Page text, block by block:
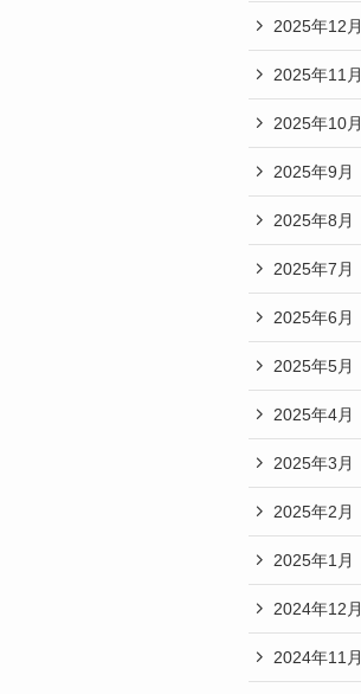
2025年12月
2025年11月
2025年10月
2025年9月
2025年8月
2025年7月
2025年6月
2025年5月
2025年4月
2025年3月
2025年2月
2025年1月
2024年12月
2024年11月